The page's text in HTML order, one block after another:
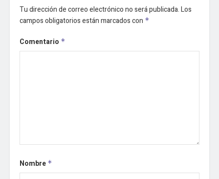
Tu dirección de correo electrónico no será publicada.Los
campos obligatorios están marcados con *
Comentario *
Nombre *